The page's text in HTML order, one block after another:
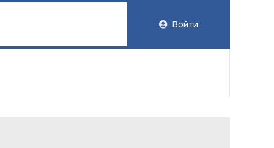
Войти